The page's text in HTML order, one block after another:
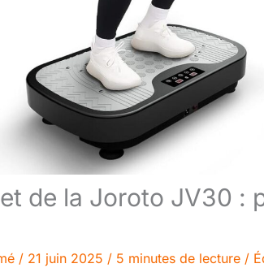
de la Joroto JV30 :
/ 21 juin 2025 / 5 minutes de lecture /